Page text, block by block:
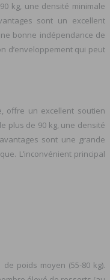
kg, une densité minimale
sont un excellent
bonne indépendance de
d’enveloppement qui peut
offre un excellent soutien
plus de 90 kg, une densité
sont une grande
L’inconvénient principal
poids moyen (55-80 kg).